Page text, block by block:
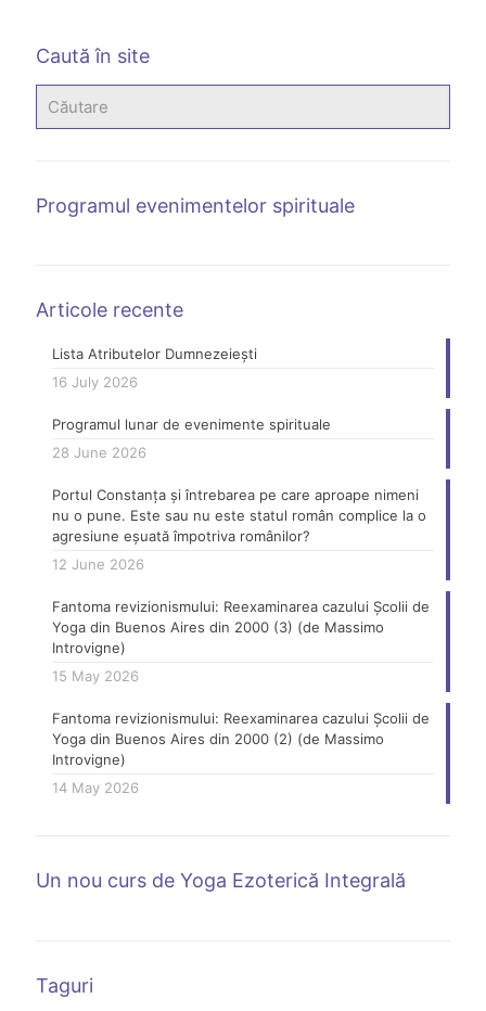
Caută în site
Programul evenimentelor spirituale
Articole recente
Lista Atributelor Dumnezeiești
16 July 2026
Programul lunar de evenimente spirituale
28 June 2026
Portul Constanța și întrebarea pe care aproape nimeni
nu o pune. Este sau nu este statul român complice la o
agresiune eșuată împotriva românilor?
12 June 2026
Fantoma revizionismului: Reexaminarea cazului Școlii de
Yoga din Buenos Aires din 2000 (3) (de Massimo
Introvigne)
15 May 2026
Fantoma revizionismului: Reexaminarea cazului Școlii de
Yoga din Buenos Aires din 2000 (2) (de Massimo
Introvigne)
14 May 2026
Un nou curs de Yoga Ezoterică Integrală
Taguri